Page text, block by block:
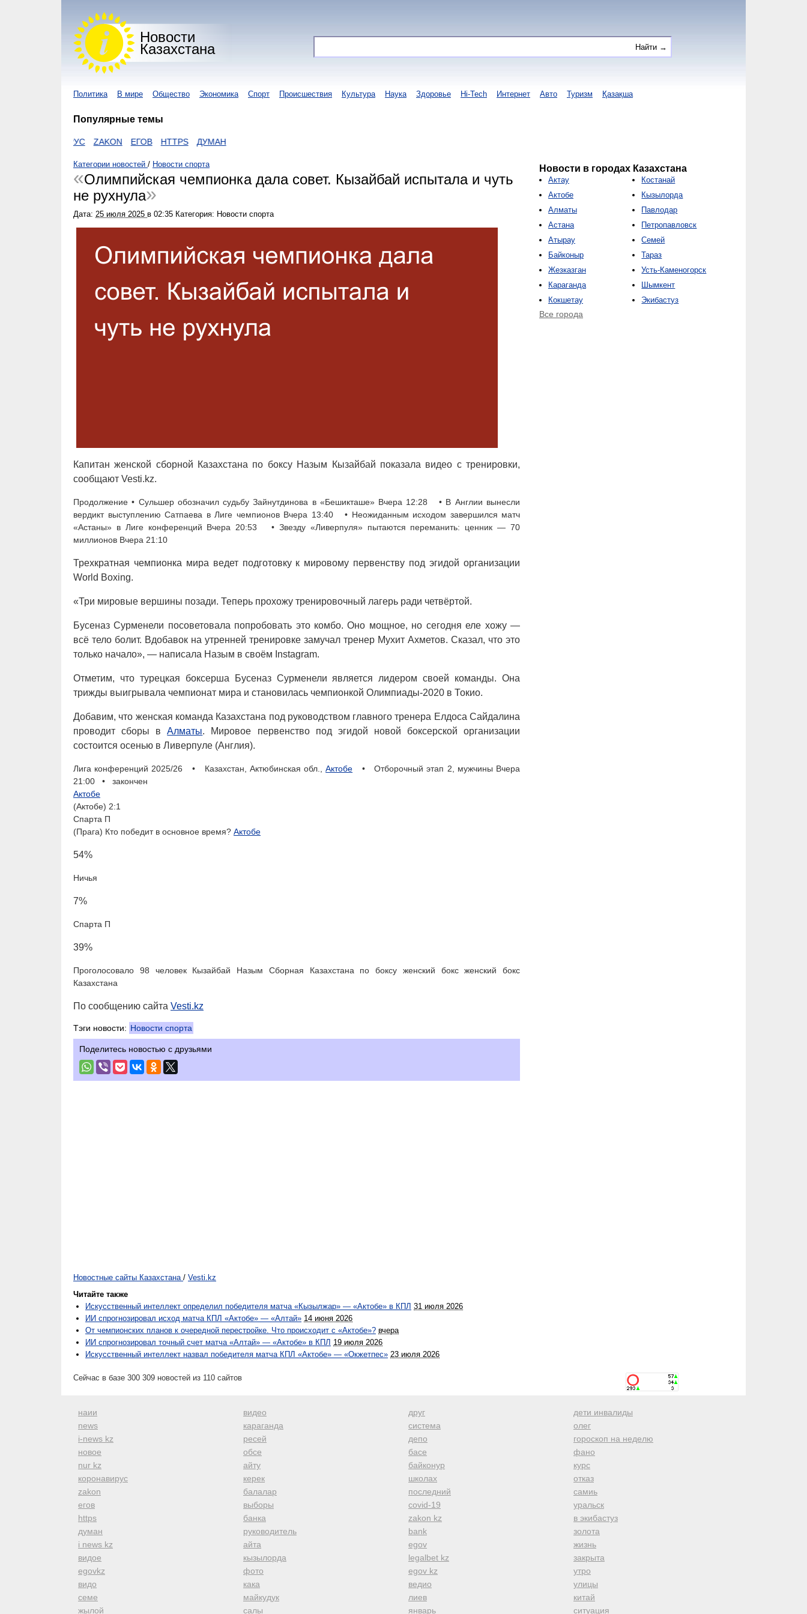
Новости
Казахстана
Политика В мире Общество Экономика Спорт Происшествия Культура Наука Здоровье Hi-Tech Интернет Авто Туризм Қазақша
Популярные темы
ZAKON ЕГОВ HTTPS ДУМАН
Категории новостей / Новости спорта
Олимпийская чемпионка дала совет. Кызайбай испытала и чуть
не рухнула
Дата: 25 июля 2025 в 02:35 Категория: Новости спорта
Капитан женской сборной Казахстана по боксу Назым Кызайбай показала видео с тренировки,
сообщают Vesti.kz.
Продолжение • Сульшер обозначил судьбу Зайнутдинова в «Бешикташе» Вчера 12:28 • В Англии вынесли
вердикт выступлению Сатпаева в Лиге чемпионов Вчера 13:40 • Неожиданным исходом завершился матч
«Астаны» в Лиге конференций Вчера 20:53 • Звезду «Ливерпуля» пытаются переманить: ценник — 70
миллионов Вчера 21:10
Трехкратная чемпионка мира ведет подготовку к мировому первенству под эгидой организации
World Boxing.
«Три мировые вершины позади. Теперь прохожу тренировочный лагерь ради четвёртой.
Бусеназ Сурменели посоветовала попробовать это комбо. Оно мощное, но сегодня еле хожу —
всё тело болит. Вдобавок на утренней тренировке замучал тренер Мухит Ахметов. Сказал, что это
только начало», — написала Назым в своём Instagram.
Отметим, что турецкая боксерша Бусеназ Сурменели является лидером своей команды. Она
трижды выигрывала чемпионат мира и становилась чемпионкой Олимпиады-2020 в Токио.
Добавим, что женская команда Казахстана под руководством главного тренера Елдоса Сайдалина
проводит сборы вАлматы. Мировое первенство под эгидой новой боксерской организации
состоится осенью в Ливерпуле (Англия).
Лига конференций 2025/26 • Казахстан, Актюбинская обл.,Актобе • Отборочный этап 2, мужчины Вчера
21:00 • закончен
Актобе
(Актобе) 2:1
Спарта П
(Прага) Кто победит в основное время? Актобе
54%
Ничья
7%
Спарта П
39%
Проголосовало 98 человек Кызайбай Назым Сборная Казахстана по боксу женский бокс женский бокс
Казахстана
По сообщению сайта Vesti.kz
Тэги новости: Новости спорта
Поделитесь новостью с друзьями
Новостные сайты Казахстана / Vesti.kz
Читайте также
Искусственный интеллект определил победителя матча «Кызылжар» — «Актобе» в КПЛ 31 июля 2026
ИИ спрогнозировал исход матча КПЛ «Актобе» — «Алтай» 14 июня 2026
От чемпионских планов к очередной перестройке. Что происходит с «Актобе»? вчера
ИИ спрогнозировал точный счет матча «Алтай» — «Актобе» в КПЛ 19 июля 2026
Искусственный интеллект назвал победителя матча КПЛ «Актобе» — «Окжетпес» 23 июля 2026
Новости в городах Казахстана
Актау
Актобе
Алматы
Астана
Атырау
Байконыр
Жезказган
Караганда
Кокшетау
Костанай
Кызылорда
Павлодар
Петропавловск
Семей
Тараз
Усть-Каменогорск
Шымкент
Экибастуз
Все города
Сейчас в базе 300 309 новостей из 110 сайтов
наии
news
i-news kz
новое
nur kz
коронавирус
zakon
егов
https
думан
i news kz
видое
egovkz
видо
семе
жылой
видео
караганда
ресей
обсе
айту
керек
балалар
выборы
банка
руководитель
айта
кызылорда
фото
кака
майкудук
салы
друг
система
депо
басе
байконур
школах
последний
covid-19
zakon kz
bank
egov
legalbet kz
egov kz
ведио
лиев
январь
дети инвалиды
олег
гороскоп на неделю
фано
курс
отказ
самиь
уральск
в экибастуз
золота
жизнь
закрыта
утро
улицы
китай
ситуация